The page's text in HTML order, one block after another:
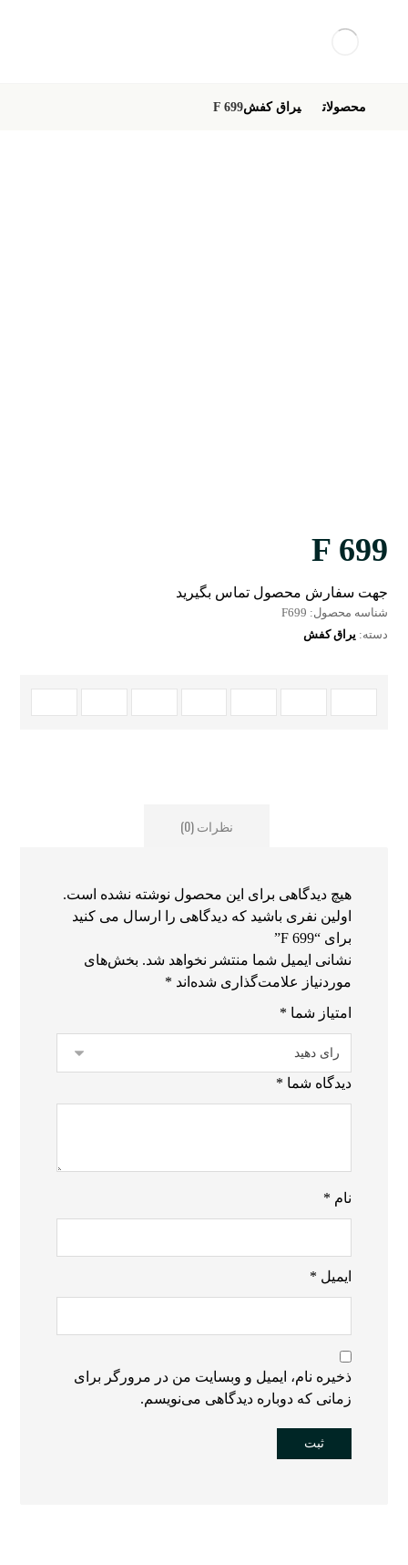
محصولات یراق کفشF 699
F 699
جهت سفارش محصول تماس بگیرید
شناسه محصول: F699
دسته: یراق کفش
نظرات (0)
هیچ دیدگاهی برای این محصول نوشته نشده است.
اولین نفری باشید که دیدگاهی را ارسال می کنید
برای “F 699”
نشانی ایمیل شما منتشر نخواهد شد. بخش‌های
موردنیاز علامت‌گذاری شده‌اند *
امتیاز شما *
دیدگاه شما *
نام *
ایمیل *
ذخیره نام، ایمیل و وبسایت من در مرورگر برای
زمانی که دوباره دیدگاهی می‌نویسم.